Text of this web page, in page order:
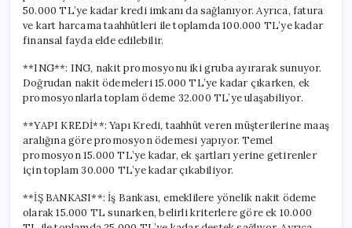
50.000 TL’ye kadar kredi imkanı da sağlanıyor. Ayrıca, fatura
ve kart harcama taahhütleri ile toplamda 100.000 TL’ye kadar
finansal fayda elde edilebilir.
**ING**: ING, nakit promosyonu iki gruba ayırarak sunuyor.
Doğrudan nakit ödemeleri 15.000 TL’ye kadar çıkarken, ek
promosyonlarla toplam ödeme 32.000 TL’ye ulaşabiliyor.
**YAPI KREDİ**: Yapı Kredi, taahhüt veren müşterilerine maaş
aralığına göre promosyon ödemesi yapıyor. Temel
promosyon 15.000 TL’ye kadar, ek şartları yerine getirenler
için toplam 30.000 TL’ye kadar çıkabiliyor.
**İŞ BANKASI**: İş Bankası, emeklilere yönelik nakit ödeme
olarak 15.000 TL sunarken, belirli kriterlere göre ek 10.000